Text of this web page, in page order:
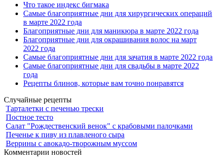
Что такое индекс бигмака
Самые благоприятные дни для хирургических операций
в марте 2022 года
Благоприятные дни для маникюра в марте 2022 года
Благоприятные дни для окрашивания волос на март
2022 года
Самые благоприятные дни для зачатия в марте 2022 года
Самые благоприятные дни для свадьбы в марте 2022
года
Рецепты блинов, которые вам точно понравятся
Случайные рецепты
Тарталетки с печенью трески
Постное тесто
Салат "Рождественский венок" с крабовыми палочками
Печенье к пиву из плавленого сыра
Веррины с авокадо-творожным муссом
Комментарии новостей